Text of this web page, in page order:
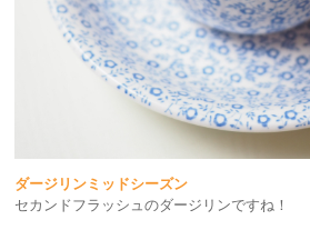
ダージリンミッドシーズン
セカンドフラッシュのダージリンですね！